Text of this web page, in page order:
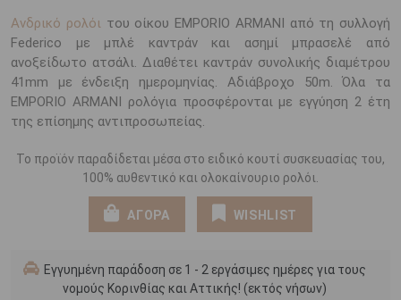
Ανδρικό ρολόιτου οίκου EMPORIO ARΜΑΝΙ από τη συλλογή
Federico με μπλέ καντράν και ασημί μπρασελέ από
ανοξείδωτο ατσάλι. Διαθέτει καντράν συνολικής διαμέτρου
41mm με ένδειξη ημερομηνίας. Αδιάβροχο 50m. Όλα τα
EMPORIO ARMANI ρολόγια προσφέρονται με εγγύηση 2 έτη
της επίσημης αντιπροσωπείας.
Το προϊόν παραδίδεται μέσα στο ειδικό κουτί συσκευασίας του,
100% αυθεντικό και ολοκαίνουριο ρολόι.
ΑΓΟΡΑ WISHLIST
Εγγυημένη παράδοση σε 1 - 2 εργάσιμες ημέρες για τους
νομούς Κορινθίας και Αττικής! (εκτός νήσων)